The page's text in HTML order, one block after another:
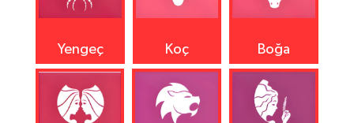
Yengeç Koç Boğa